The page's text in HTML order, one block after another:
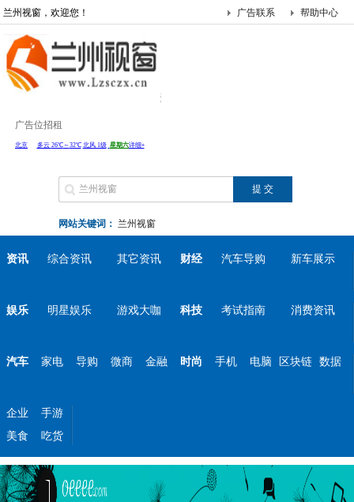
兰州视窗，欢迎您！ 帮助中心
广告联系
广告位招租
网站关键词： 兰州视窗
资讯 综合资讯 其它资讯 财经 汽车导购 新车展示
娱乐 明星娱乐 游戏大咖 科技 考试指南 消费资讯
汽车 家电 导购 微商 金融 时尚 手机 电脑 区块链 数据
企业
手游
美食
吃货